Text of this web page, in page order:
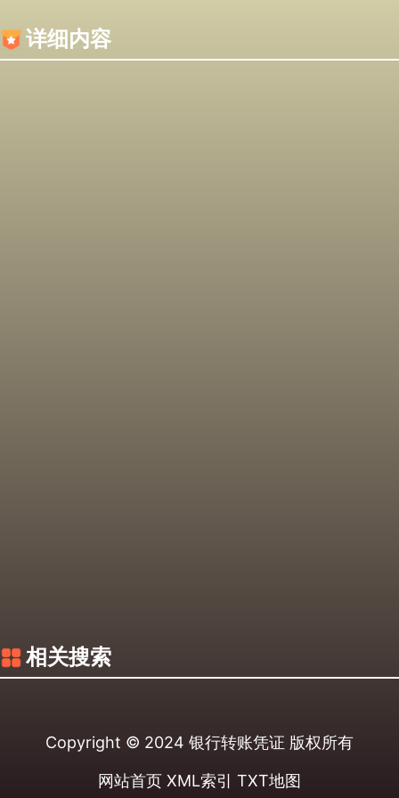
详细内容
相关搜索
Copyright © 2024 银行转账凭证 版权所有
网站首页 XML索引 TXT地图